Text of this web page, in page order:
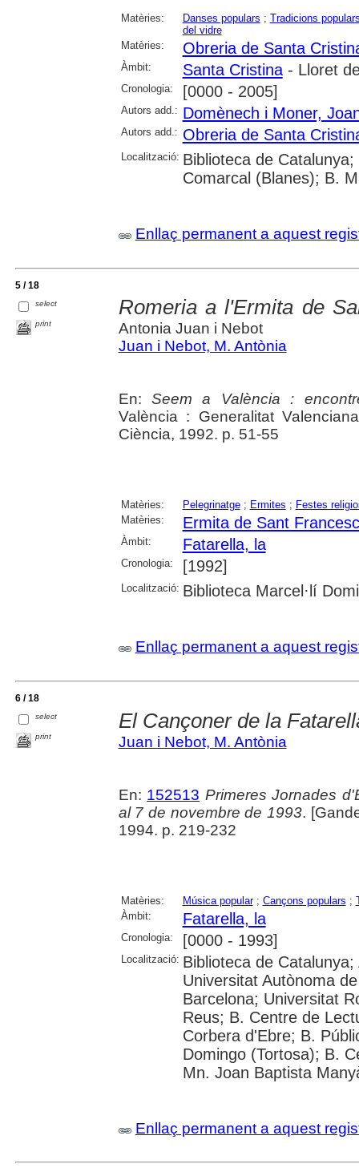
Matèries: Danses populars ; Tradicions
del vidre
Matèries:
Obreria de Santa
Àmbit: Santa Cristina- Lloret
Cronologia: [0000 - 2005]
Autors add.: Domènech i Moner,
Autors add.: Obreria de Santa
Localització: Biblioteca de
Comarcal (Blanes); B.
Enllaç permanent a aquest
5 / 18
select
print
Romeria a l'Ermita de
Antonia Juan i Nebot
Juan i Nebot, M. Antònia
En:Seem a València :
València : Generalitat
Ciència, 1992. p. 51-55
Matèries: Pelegrinatge; Ermites ; Festes
Matèries:
Ermita de Sant
Àmbit: Fatarella, la
Cronologia: [1992]
Localització: Biblioteca Marcel·lí
Enllaç permanent a aquest
6 / 18
select
print
El Cançoner de la
Juan i Nebot, M. Antònia
En: 152513 Primeres Jornades
al 7 de novembre de 1993.
1994. p. 219-232
Matèries: Música popular; Cançons populars ;
Àmbit:
Fatarella, la
Cronologia: [0000 - 1993]
Localització: Biblioteca de
Universitat Autònoma
Barcelona; Universitat
Reus; B. Centre de
Corbera d'Ebre; B.
Domingo (Tortosa); B.
Mn. Joan Baptista
Enllaç permanent a aquest